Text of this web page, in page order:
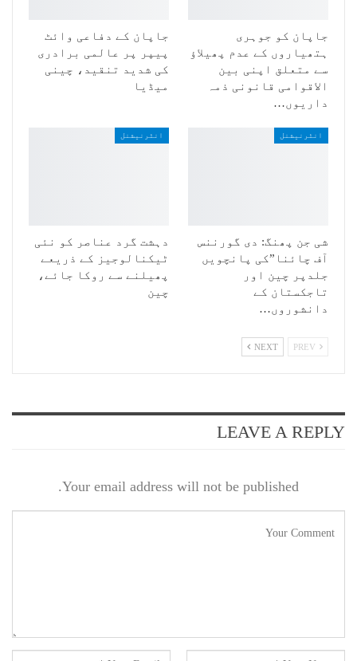
جاپان کو جوہری
ہتھیاروں کے عدم پھیلاؤ
سے متعلق اپنی بین
الاقوامی قانونی ذمہ
داریوں…
جاپان کے دفاعی وائٹ
پیپر پر عالمی برادری
کی شدید تنقید، چینی
میڈیا
انٹرنیشنل
شی جن پھنگ: دی گورننس
آف چائنا”کی پانچویں
جلدپر چین اور
تاجکستان کے
دانشوروں…
انٹرنیشنل
دہشت گرد عناصر کو نئی
ٹیکنالوجیز کے ذریعے
پھیلنے سے روکا جائے،
چین
NEXT
LEAVE A REPLY
Your email address will not be published.